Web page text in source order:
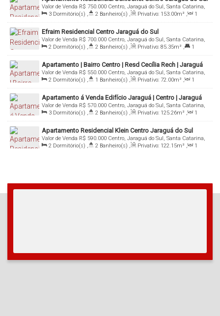
R$ 750.000
Valor de Venda
Centro, Jaraguá do Sul, Santa Catarina,
Brasil
3 Dormitório(s) , 2 Banheiro(s) , Privativo: 153.00m² ,
1
Sala(s) , 1 Suíte(s) , Total: 185.00m² , 1 Vaga(s)
Efraim Residencial Centro Jaraguá do Sul
R$ 700.000
Valor de Venda
Centro, Jaraguá do Sul, Santa Catarina,
Brasil
2 Dormitório(s) , 2 Banheiro(s) , Privativo: 85.35m² ,
1
Suíte(s) , 1 Vaga(s)
Apartamento | Bairro Centro | Resd Cecília Rech | Jaraguá
do Sul
R$ 550.000
Valor de Venda
Centro, Jaraguá do Sul, Santa Catarina,
Brasil
2 Dormitório(s) , 1 Banheiro(s) , Privativo: 72.00m² ,
1
Sala(s) , 1 Suíte(s) , Total: 94.86m² , 1 Vaga(s)
Apartamento á Venda Edifício Jaraguá | Centro | Jaraguá
do Sul
R$ 570.000
Valor de Venda
Centro, Jaraguá do Sul, Santa Catarina,
Brasil
3 Dormitório(s) , 2 Banheiro(s) , Privativo: 125.26m² ,
1
Sala(s) , 1 Suíte(s) , 1 Vaga(s)
Apartamento Residencial Klein Centro Jaraguá do Sul
R$ 590.000
Valor de Venda
Centro, Jaraguá do Sul, Santa Catarina,
Brasil
2 Dormitório(s) , 2 Banheiro(s) , Privativo: 122.15m² ,
1